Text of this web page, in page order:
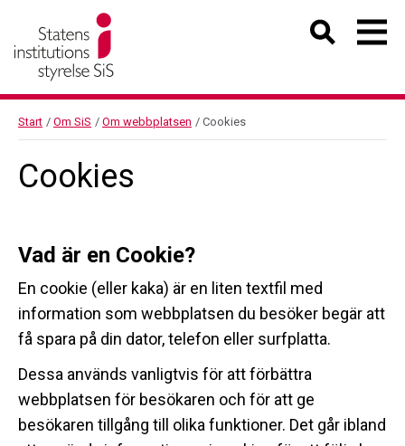
Start / Om SiS / Om webbplatsen / Cookies
Cookies
Vad är en Cookie?
En cookie (eller kaka) är en liten textfil med
information som webbplatsen du besöker begär att
få spara på din dator, telefon eller surfplatta.
Dessa används vanligtvis för att förbättra
webbplatsen för besökaren och för att ge
besökaren tillgång till olika funktioner. Det går ibland